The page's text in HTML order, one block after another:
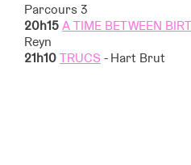
Parcours 3
20h15A TIME BETWEEN
Reyn
21h10TRUCS- Hart Brut